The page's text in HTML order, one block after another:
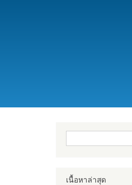
ฟอร์มค้นหา
เนื้อหาล่าสุด